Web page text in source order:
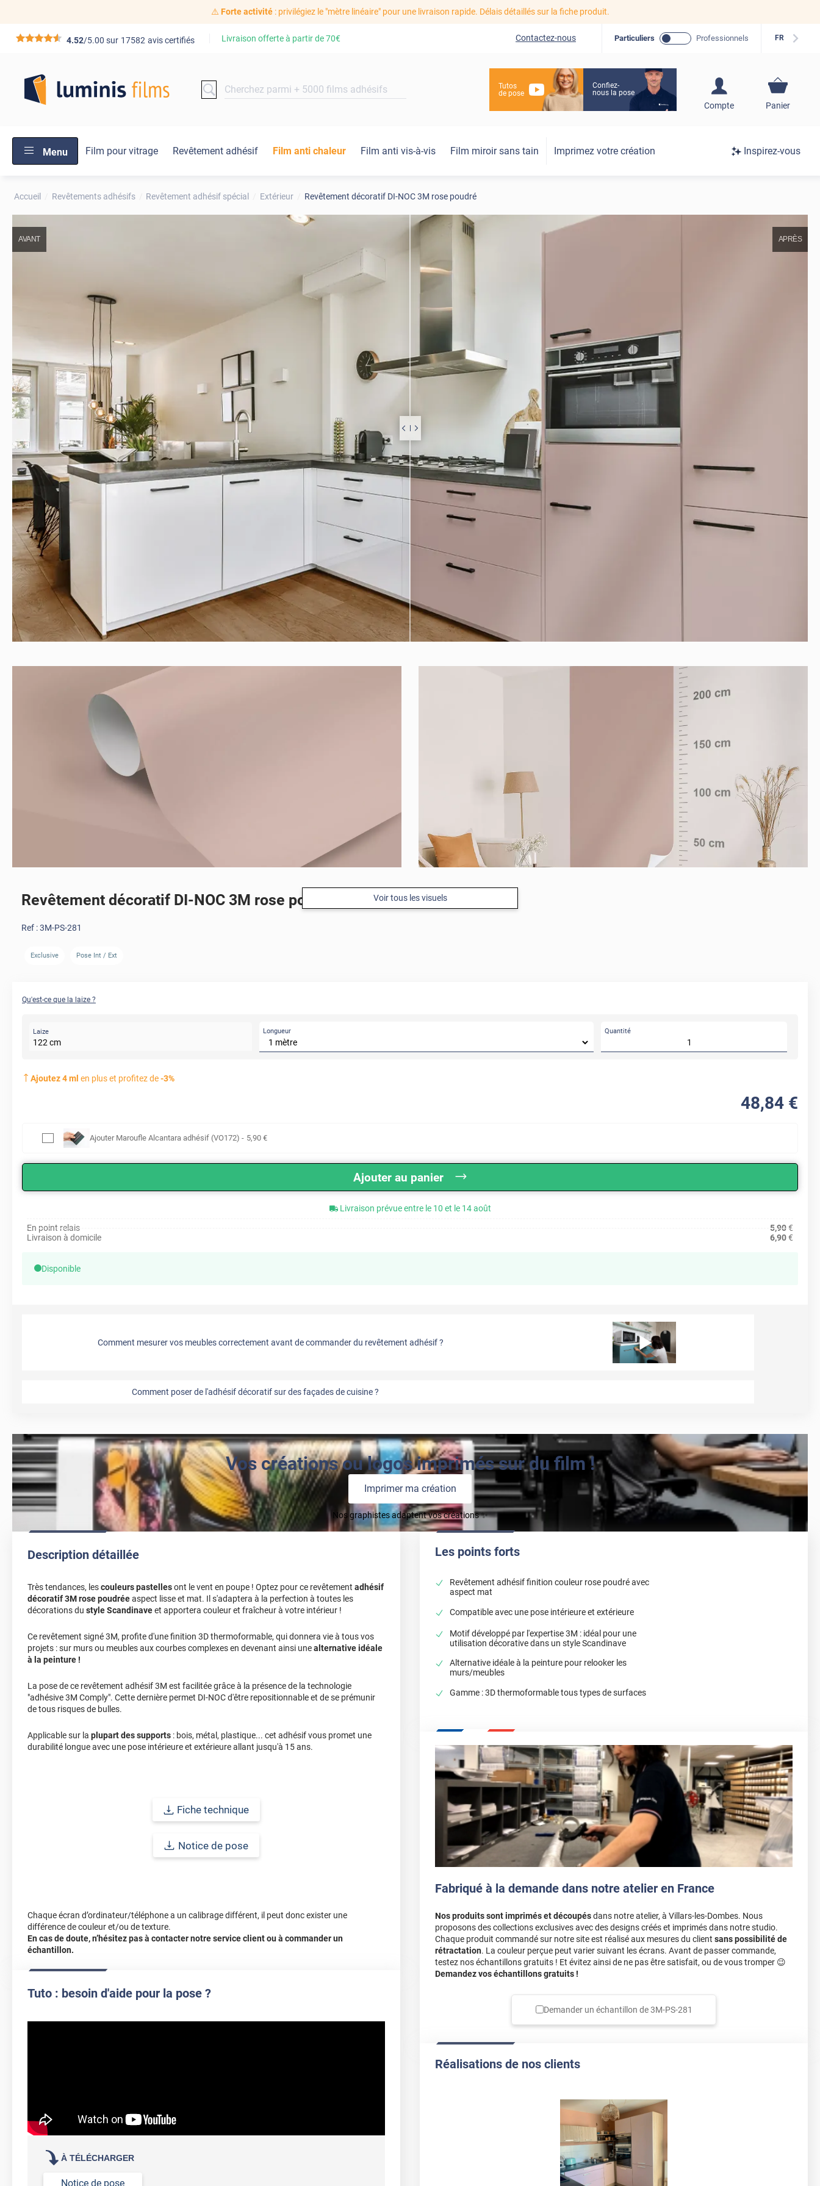
⚠️ Forte activité: privilégiez le "mètre linéaire" pour une livraison rapide. Délais détaillés sur la fiche produit.
*****4.52/5.00 sur 17582 avis certifiés Livraison offerte à partir de70€ Contactez-nous Particuliers Professionnels FR
Tutos
de pose
Confiez-
nous la pose
Compte
S'inscrire / Se
Panier
Menu Film pour vitrage Revêtement adhésif Film anti chaleur Film anti vis-à-vis Film miroir sans tain Imprimez votre création Inspirez-vous
Accueil Revêtements adhésifs Revêtement adhésif spécial Extérieur Revêtement décoratif DI-NOC 3M rose poudré
AVANT APRÈS
Voir tous les visuels
Revêtement décoratif DI-NOC 3M rose poudré
Ref :3M-PS-281
Exclusive Pose Int / Ext
Qu'est-ce que la laize ?
Laize
122cm
Longueur Quantité
Ajoutez4ml en plus et profitez de-3%
48,84 €
Ajouter Maroufle Alcantara adhésif (VO172) - 5,90 €
Ajouter au panier
Livraison prévue entre le 10 et le 14 août
En point relais
5,90€
Livraison à domicile
6,90€
Disponible
Comment mesurer vos meubles correctement avant de commander du revêtement adhésif ?
Comment poser de l'adhésif décoratif sur des façades de cuisine ?
Vos créations ou logos imprimés sur du film !
Imprimer ma création
Nos graphistes adaptent vos créations ✨
Description détaillée
Très tendances, lescouleurs pastellesont le vent en poupe ! Optez pour ce revêtement adhésif
décoratif 3M rose poudréeaspect lisse et mat. Il s'adaptera à la perfection à toutes les
décorations du style Scandinaveet apportera couleur et fraîcheur à votre intérieur !
Ce revêtement signé 3M, profite d'une finition 3D thermoformable, qui donnera vie à tous vos
projets : sur murs ou meubles aux courbes complexes en devenant ainsi unealternative idéale
à la peinture !
La pose de ce revêtement adhésif 3M est facilitée grâce à la présence de la technologie
"adhésive 3M Comply". Cette dernière permet DI-NOC d'être repositionnable et de se prémunir
de tous risques de bulles.
Applicable sur la plupart des supports : bois, métal, plastique... cet adhésif vous promet une
durabilité longue avec une pose intérieure et extérieure allant jusqu'à 15 ans.
Fiche technique
Notice de pose
Chaque écran d’ordinateur/téléphone a un calibrage différent, il peut donc exister une
différence de couleur et/ou de texture.
En cas de doute, n’hésitez pas à contacter notre service client ou à commander un
échantillon.
Tuto : besoin d'aide pour la pose ?
À TÉLÉCHARGER
Notice de pose
Les points forts
Revêtement adhésif finition couleur rose poudré avec
aspect mat
Compatible avec une pose intérieure et extérieure
Motif développé par l'expertise 3M : idéal pour une
utilisation décorative dans un style Scandinave
Alternative idéale à la peinture pour relooker les
murs/meubles
Gamme : 3D thermoformable tous types de surfaces
Fabriqué à la demande dans notre atelier en France
Nos produits sont imprimés et découpésdans notre atelier, à Villars-les-Dombes. Nous
proposons des collections exclusives avec des designs créés et imprimés dans notre studio.
Chaque produit commandé sur notre site est réalisé aux mesures du client sans possibilité de
rétractation. La couleur perçue peut varier suivant les écrans. Avant de passer commande,
testez nos échantillons gratuits ! Et évitez ainsi de ne pas être satisfait, ou de vous tromper 😉
Demandez vos échantillons gratuits !
Demander un échantillon de3M-PS-281
Réalisations de nos clients